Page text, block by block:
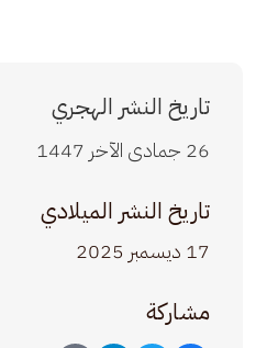
تاريخ النشر الهجري
26 جمادى الآخر 1447
تاريخ النشر الميلادي
17 ديسمبر 2025
مشاركة